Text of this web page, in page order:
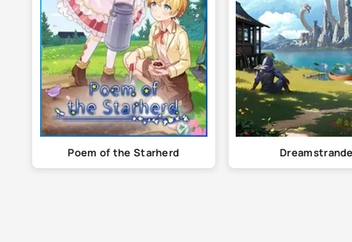
Poem of the Starherd